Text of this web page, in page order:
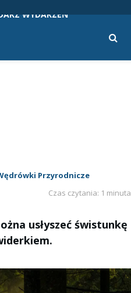
WYDARZEŃ
Przyrodnicze
Czas czytania: 1 minuta
usłyszeć świstunkę